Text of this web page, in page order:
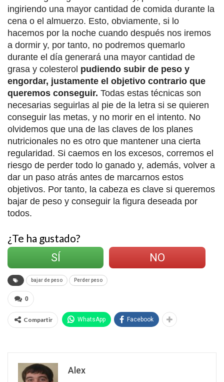
ingiriendo una mayor cantidad de comida durante la
cena o el almuerzo. Esto, obviamente, si lo
hacemos por la noche cuando después nos iremos
a dormir y, por tanto, no podremos quemarlo
durante el día generará una mayor cantidad de
grasa y colesterol pudiendo subir de peso y
engordar, justamente el objetivo contrario que
queremos conseguir. Todas estas técnicas son
necesarias seguirlas al pie de la letra si se quieren
conseguir las metas, y no morir en el intento. No
olvidemos que una de las claves de los planes
nutricionales no es otro que mantener una cierta
regularidad. Si caemos en los excesos, corremos el
riesgo de perder todo lo ganado y, además, volver a
dar un paso atrás antes de marcarnos estos
objetivos. Por tanto, la cabeza es clave si queremos
bajar de peso y conseguir la figura deseada por
todos.
¿Te ha gustado?
SÍ
NO
bajar de peso Perder peso
0
Compartir WhatsApp Facebook
Alex